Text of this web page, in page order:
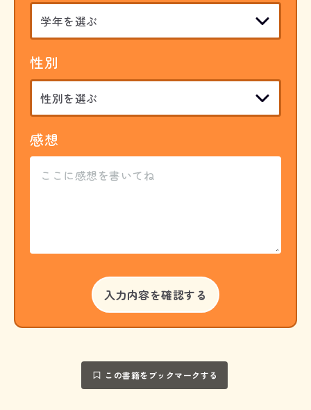
性別
感想
この書籍をブックマークする